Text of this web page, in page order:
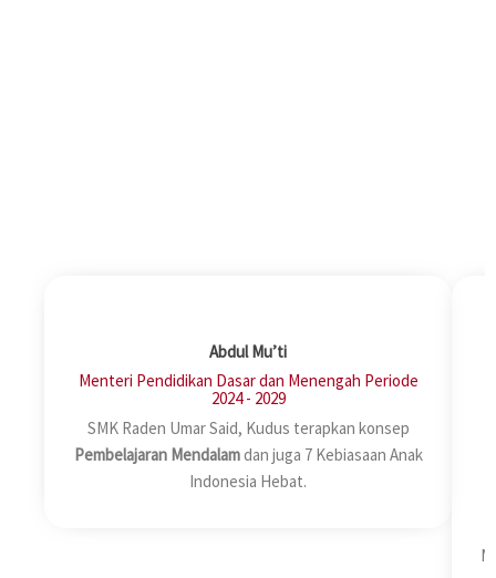
Abdul Mu’ti
Menteri Pendidikan Dasar dan Menengah Periode
2024 - 2029
SMK Raden Umar Said, Kudus terapkan konsep
Pembelajaran Mendalamdan juga 7 Kebiasaan Anak
Indonesia Hebat.